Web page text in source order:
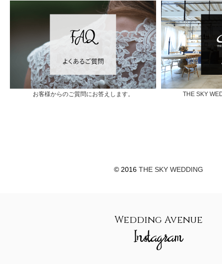
お客様からのご質問にお答えします。 THE SKY
© 2016 THE SKY WEDDING
Wedding Avenue
Instagram